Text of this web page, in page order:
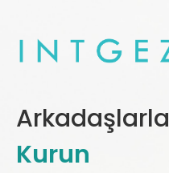
Arkadaşlarla
Kurun